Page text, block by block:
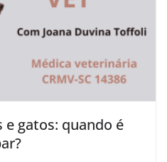
e gatos: quando é